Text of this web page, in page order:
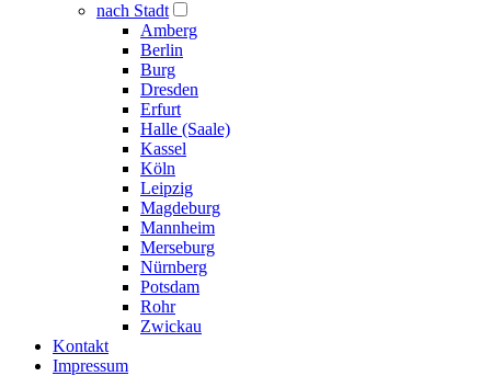
nach Stadt
Amberg
Berlin
Burg
Dresden
Erfurt
Halle (Saale)
Kassel
Köln
Leipzig
Magdeburg
Mannheim
Merseburg
Nürnberg
Potsdam
Rohr
Zwickau
Kontakt
Impressum